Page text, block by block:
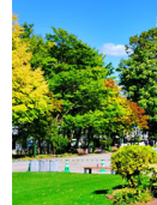
月 24
火 25
水 26